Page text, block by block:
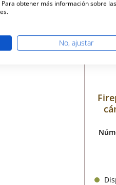
obtener más información sobre las
No, ajustar